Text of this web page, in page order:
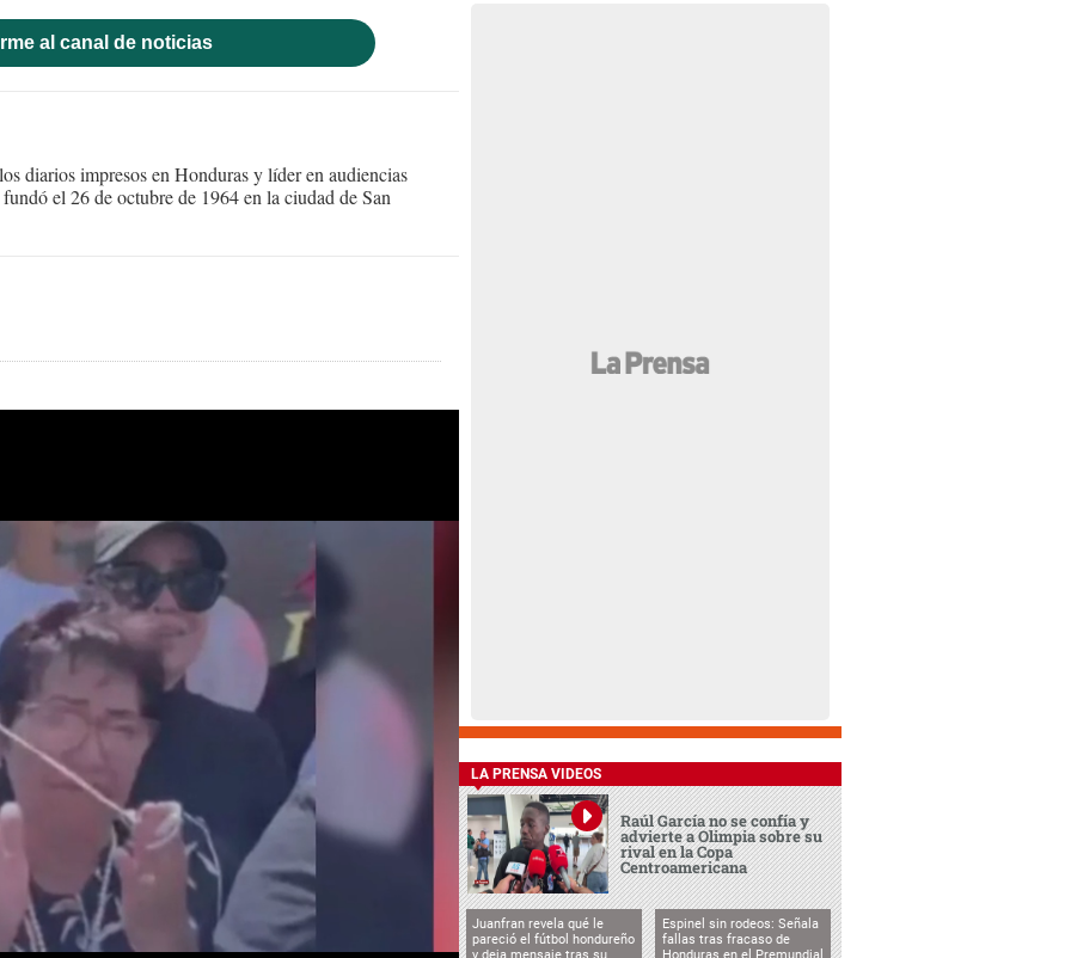
al canal de noticias
diarios impresos en Honduras y líder en audiencias
el 26 de octubre de 1964 en la ciudad de San
LA PRENSA VIDEOS
Raúl García no se confía y
advierte a Olimpia sobre su
rival en la Copa
Centroamericana
Juanfran revela qué le
pareció el fútbol hondureño
y deja mensaje tras su
Espinel sin rodeos: Señala
fallas tras fracaso de
Honduras en el Premundial